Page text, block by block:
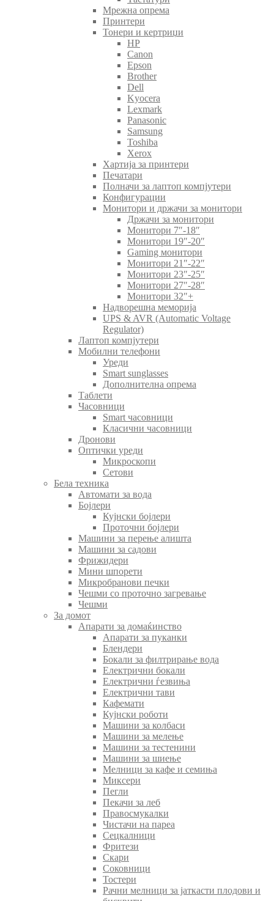
Мрежна опрема
Принтери
Тонери и кертриџи
HP
Canon
Epson
Brother
Dell
Kyocera
Lexmark
Panasonic
Samsung
Toshiba
Xerox
Хартија за принтери
Печатари
Полначи за лаптоп компјутери
Конфигурации
Монитори и држачи за монитори
Држачи за монитори
Монитори 7″-18″
Монитори 19″-20″
Gaming монитори
Монитори 21″-22″
Монитори 23″-25″
Монитори 27″-28″
Монитори 32″+
Надворешна меморија
UPS & AVR (Automatic Voltage
Regulator)
Лаптоп компјутери
Мобилни телефони
Уреди
Smart sunglasses
Дополнителна опрема
Таблети
Часовници
Smart часовници
Класични часовници
Дронови
Оптички уреди
Микроскопи
Сетови
Бела техника
Автомати за вода
Бојлери
Кујнски бојлери
Проточни бојлери
Машини за перење алишта
Машини за садови
Фрижидери
Мини шпорети
Микробранови печки
Чешми со проточно загревање
Чешми
За домот
Апарати за домаќинство
Апарати за пуканки
Блендери
Бокали за филтрирање вода
Електрични бокали
Електрични ѓезвиња
Електрични тави
Кафемати
Кујнски роботи
Машини за колбаси
Машини за мелење
Машини за тестенини
Машини за шиење
Мелници за кафе и семиња
Миксери
Пегли
Пекачи за леб
Правосмукалки
Чистачи на пареа
Сецкалници
Фритези
Скари
Соковници
Тостери
Рачни мелници за јаткасти плодови и